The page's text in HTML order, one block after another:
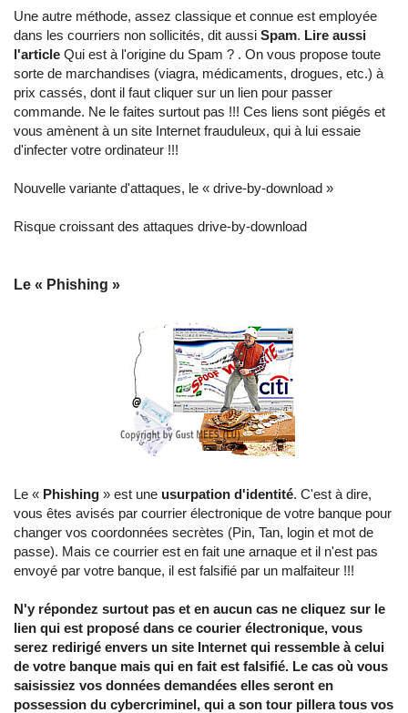
Une autre méthode, assez classique et connue est employée
dans les courriers non sollicités, dit aussi Spam. Lire aussi
l'article Qui est à l'origine du Spam ? . On vous propose toute
sorte de marchandises (viagra, médicaments, drogues, etc.) à
prix cassés, dont il faut cliquer sur un lien pour passer
commande. Ne le faites surtout pas !!! Ces liens sont piégés et
vous amènent à un site Internet frauduleux, qui à lui essaie
d'infecter votre ordinateur !!!
Nouvelle variante d'attaques, le « drive-by-download »
Risque croissant des attaques drive-by-download
Le « Phishing »
Le « Phishing » est une usurpation d'identité. C'est à dire,
vous êtes avisés par courrier électronique de votre banque pour
changer vos coordonnées secrètes (Pin, Tan, login et mot de
passe). Mais ce courrier est en fait une arnaque et il n'est pas
envoyé par votre banque, il est falsifié par un malfaiteur !!!
N'y répondez surtout pas et en aucun cas ne cliquez sur le
lien qui est proposé dans ce courier électronique, vous
serez redirigé envers un site Internet qui ressemble à celui
de votre banque mais qui en fait est falsifié. Le cas où vous
saisissiez vos données demandées elles seront en
possession du cybercriminel, qui a son tour pillera tous vos